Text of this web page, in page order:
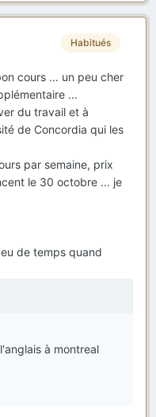
Habitués
cours ... un peu cher
...
du travail et à
de Concordia qui les
par semaine, prix
le 30 octobre ... je
de temps quand
à montreal